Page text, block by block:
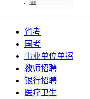
济源
省考
国考
事业单位单招
教师招聘
银行招聘
医疗卫生